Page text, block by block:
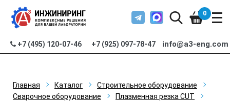
+7 (495) 120-07-46 +7 (925) 097-78-47 info@a3-eng.com
0
Главная Каталог
Строительное оборудование
Сварочное оборудование
Плазменная резка CUT